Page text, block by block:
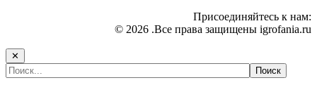
Присоединяйтесь к нам:
© 2026 .Все права защищены igrofania.ru
✕